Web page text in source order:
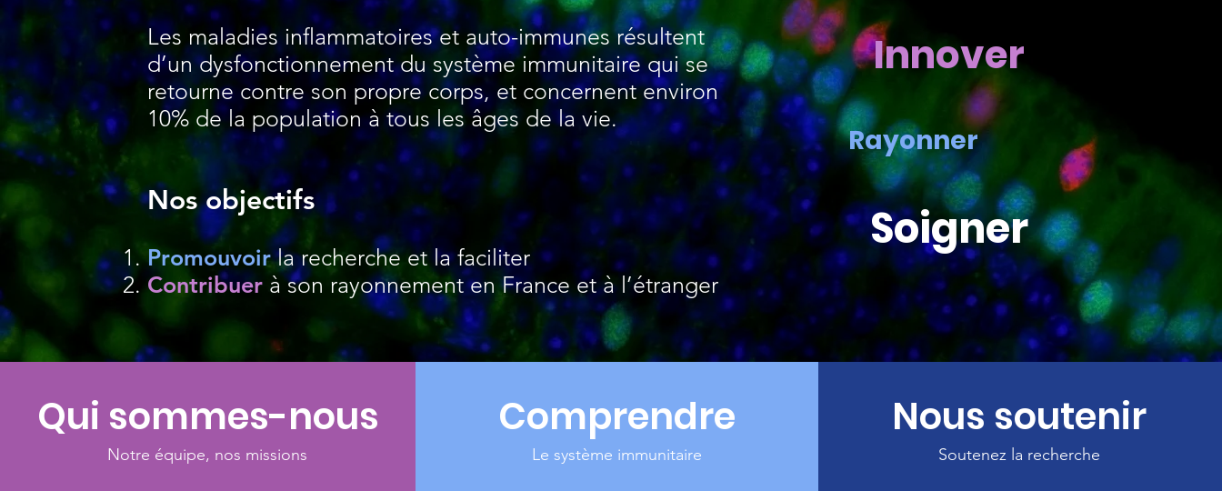
Les maladies inflammatoires et auto-immunes résultent
d’un dysfonctionnement du système immunitaire qui se
retourne contre son propre corps, et concernent environ
10% de la population à tous les âges de la vie.
Nos objectifs
Promouvoir la recherche et la faciliter
Contribuer à son rayonnement en France et à l’étranger
Innover
Rayonner
Soigner
Qui sommes-nous
Notre équipe, nos missions
Comprendre
Le système immunitaire
Nous soutenir
Soutenez la recherche